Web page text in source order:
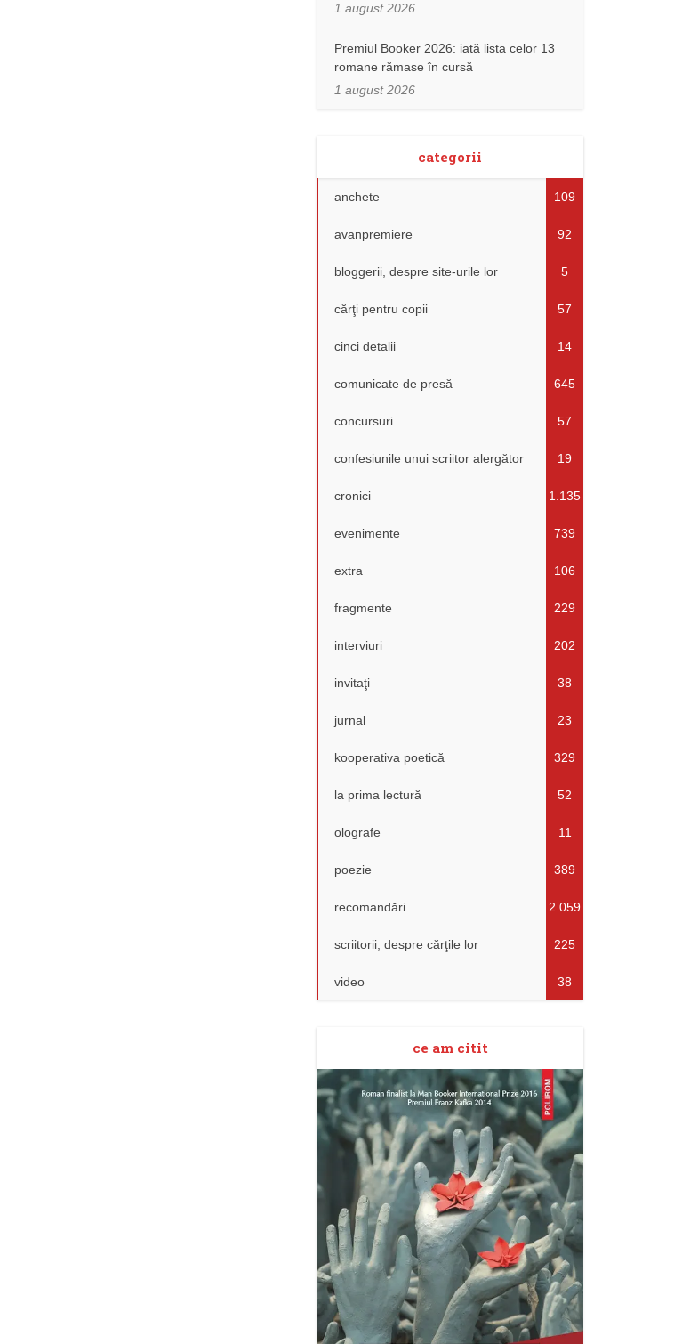
1 august 2026
Premiul Booker 2026: iată lista celor 13
romane rămase în cursă
1 august 2026
categorii
anchete 109
avanpremiere 92
bloggerii, despre site-urile lor 5
cărţi pentru copii 57
cinci detalii 14
comunicate de presă 645
concursuri 57
confesiunile unui scriitor alergător 19
cronici 1.135
evenimente 739
extra 106
fragmente 229
interviuri 202
invitaţi 38
jurnal 23
kooperativa poetică 329
la prima lectură 52
olografe 11
poezie 389
recomandări 2.059
scriitorii, despre cărţile lor 225
video 38
ce am citit